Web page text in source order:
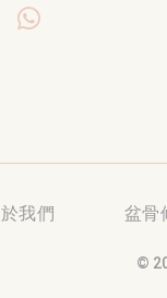
我們 盆骨
©